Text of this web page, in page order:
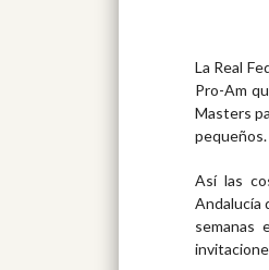
La Real
Pro-Am
Masters
pequeños.
Así las
Andalucía
semanas